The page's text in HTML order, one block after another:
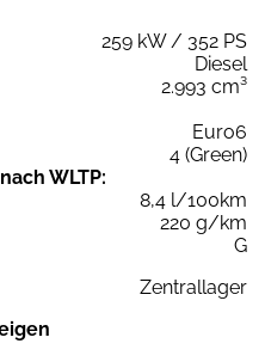
259 kW / 352 PS
Diesel
2.993 cm³
Euro6
4 (Green)
WLTP:
8,4 l/100km
220 g/km
G
Zentrallager